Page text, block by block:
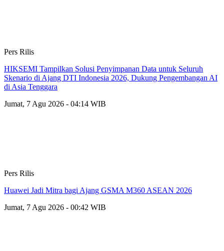
Pers Rilis
HIKSEMI Tampilkan Solusi Penyimpanan Data untuk Seluruh
Skenario di Ajang DTI Indonesia 2026, Dukung Pengembangan AI
di Asia Tenggara
Jumat, 7 Agu 2026 - 04:14 WIB
Pers Rilis
Huawei Jadi Mitra bagi Ajang GSMA M360 ASEAN 2026
Jumat, 7 Agu 2026 - 00:42 WIB